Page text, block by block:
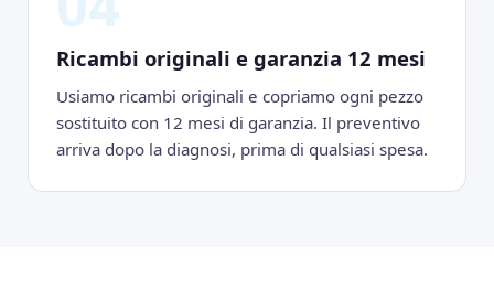
Ricambi originali e garanzia 12 mesi
Usiamo ricambi originali e copriamo ogni pezzo
sostituito con 12 mesi di garanzia. Il preventivo
arriva dopo la diagnosi, prima di qualsiasi spesa.